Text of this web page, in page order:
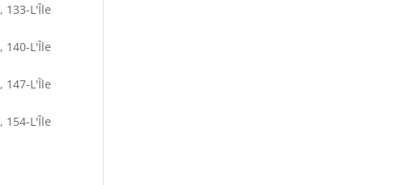
, 133-L'Île
, 140-L'Île
, 147-L'Île
, 154-L'Île